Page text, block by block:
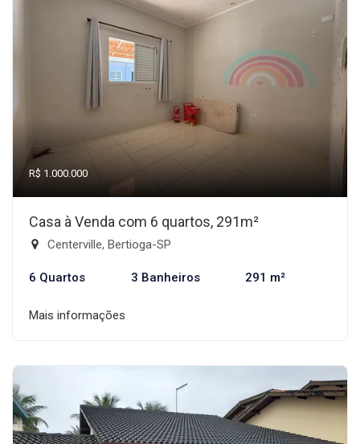
R$ 1.000.000
Casa à Venda com 6 quartos, 291m²
Centerville, Bertioga-SP
6 Quartos 3 Banheiros 291 m²
Mais informações